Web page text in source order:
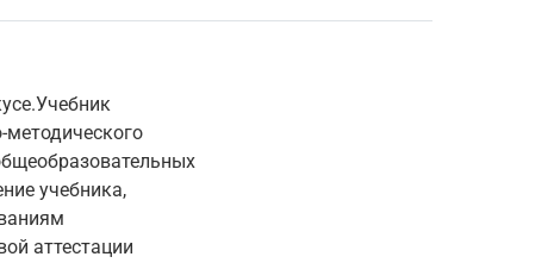
учебника,
аттестации